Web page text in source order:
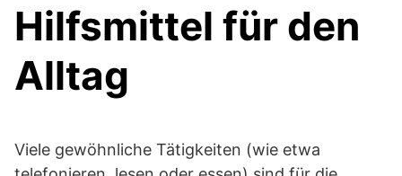
Hilfsmittel für den
Alltag
Viele gewöhnliche Tätigkeiten (wie etwa